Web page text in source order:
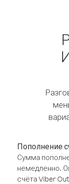
Пополнение
Сумма
немедленно.
счёта Viber